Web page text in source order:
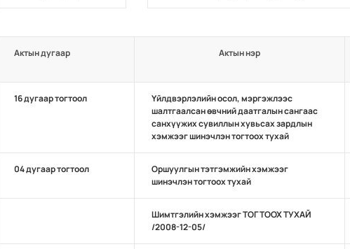
Актын дугаар Актын нэр
16 дугаар тогтоол
Үйлдвэрлэлийн осол, мэргэжлээс
шалтгаалсан өвчний даатгалын сангаас
санхүүжих сувиллын хувьсах зардлын
хэмжээг шинэчлэн тогтоох тухай
04 дугаар тогтоол
Оршуулгын тэтгэмжийн хэмжээг
шинэчлэн тогтоох тухай
Шимтгэлийн хэмжээг ТОГТООХ ТУХАЙ
/2008-12-05/